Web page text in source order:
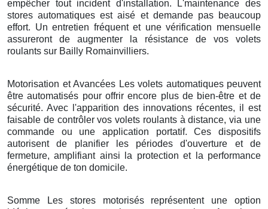
empêcher tout incident d'installation. L'maintenance des
stores automatiques est aisé et demande pas beaucoup
effort. Un entretien fréquent et une vérification mensuelle
assureront de augmenter la résistance de vos volets
roulants sur Bailly Romainvilliers.
Motorisation et Avancées Les volets automatiques peuvent
être automatisés pour offrir encore plus de bien-être et de
sécurité. Avec l'apparition des innovations récentes, il est
faisable de contrôler vos volets roulants à distance, via une
commande ou une application portatif. Ces dispositifs
autorisent de planifier les périodes d'ouverture et de
fermeture, amplifiant ainsi la protection et la performance
énergétique de ton domicile.
Somme Les stores motorisés représentent une option